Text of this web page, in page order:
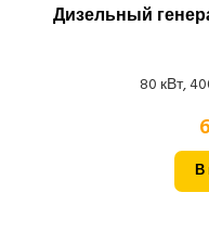
Дизельный
80 кВт,
В